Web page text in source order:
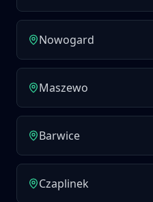
Nowogard
Maszewo
Barwice
Czaplinek